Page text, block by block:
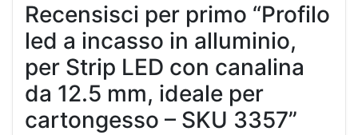
Recensisci per primo “Profilo
led a incasso in alluminio,
per Strip LED con canalina
da 12.5 mm, ideale per
cartongesso – SKU 3357”